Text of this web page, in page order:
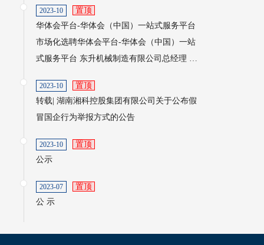
2023-10
置顶
华体会平台-华体会（中国）一站式服务平台
市场化选聘华体会平台-华体会（中国）一站
式服务平台 东升机械制造有限公司总经理 公
2023-10
置顶
转载| 湖南湘科控股集团有限公司关于公布假
冒国企行为举报方式的公告
2023-10
置顶
公示
2023-07
置顶
公 示